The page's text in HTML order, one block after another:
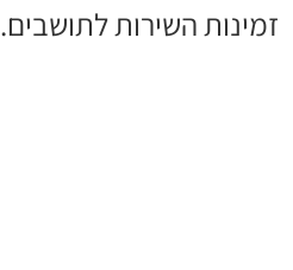
זמינות השירות לתושבים.